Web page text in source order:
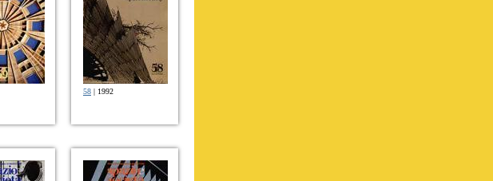
58 | 1992